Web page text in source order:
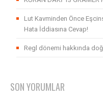
Lut Kavminden Önce
Hata İddiasına Cevap!
Regl dönemi hakkında
SON YORUMLAR